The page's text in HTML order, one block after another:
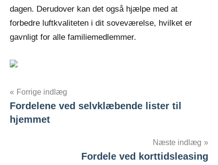
dagen. Derudover kan det også hjælpe med at
forbedre luftkvaliteten i dit soveværelse, hvilket er
gavnligt for alle familiemedlemmer.
Indlægsnavigation
Forrige indlæg
Fordelene ved selvklæbende lister til
hjemmet
Næste indlæg
Fordele ved korttidsleasing